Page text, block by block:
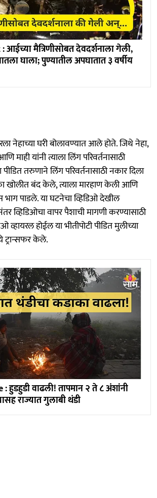
मैत्रिणीसोबत देवदर्शनाला गेली,
घाला; पुण्यातील अपघातात ३ वर्षीय
नेहाच्या घरी बोलावण्यात आले होते. जिथे नेहा,
माही यांनी त्याला लिंग परिवर्तनासाठी
तरुणाने लिंग परिवर्तनासाठी नकार दिला
खोलीत बंद केले, त्याला मारहाण केली आणि
पाडले. या घटनेचा व्हिडिओ देखील
व्हिडिओचा वापर पैशाची मागणी करण्यासाठी
होईल या भीतीपोटी पीडित मुलीच्या
केले.
वाढली! तापमान २ ते ८ अंशांनी
राज्यात गुलाबी थंडी